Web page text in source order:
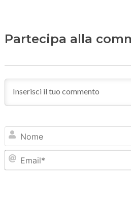
Partecipa alla